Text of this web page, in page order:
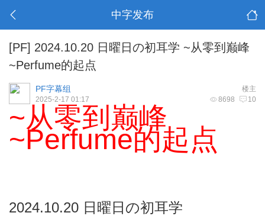
中字发布
[PF] 2024.10.20 日曜日の初耳学 ~从零到巅峰
~Perfume的起点
楼主
PF字幕组
8698 10
2025-2-17 01:17
~从零到巅峰
~Perfume的起点
2024.10.20 日曜日の初耳学